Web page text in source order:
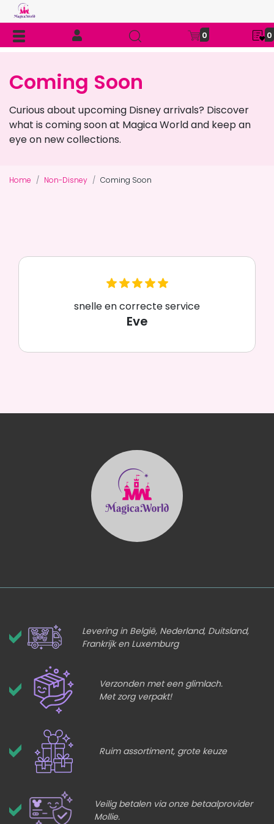
0 0
Coming Soon
Curious about upcoming Disney arrivals? Discover
what is coming soon at Magica World and keep an
eye on new collections.
Home Non-Disney Coming Soon
snelle en correcte service
Eve
Levering in België, Nederland, Duitsland,
Frankrijk en Luxemburg
Verzonden met een glimlach.
Met zorg verpakt!
Ruim assortiment, grote keuze
Veilig betalen via onze betaalprovider
Mollie.